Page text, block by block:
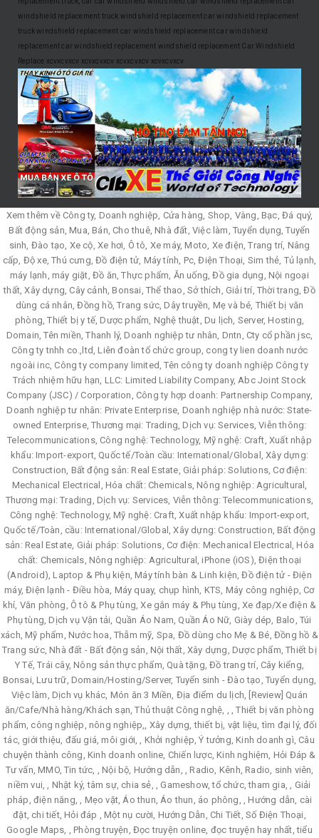
windshield replacement truck windshield replacement car windshield replacement
truck windshield replacement car windshield replacement car windshield
replacement car windshield replacement windshield replacement Car Windshield
Replace xcvxcvxcv xcvxcvxcv xcvxcvxcv xcvxcvxcv
Xem thêm về Công ty, Doanh nghiệp, Cửa hàng, Shop, Vàng, Bạc, Đá quý,
Bất động sản, Mua, Bán, Cho thuê, Nhà đất, Việc làm, Tuyển dụng, Tuyển
sinh, Đào tạo, Xe cộ, Xe hơi, Ô tô, Xe máy, Moto, Xe điện, Trang trí, Nâng
cấp, Độ xe, Thú cưng, Đồ điện tử, Máy tính, Pc, Điện Thoại, Sim thẻ, Tủ lạnh,
máy lạnh, máy giặt, Đồ ăn, Thực phẩm, Ăn uống, Đồ gia dụng, Nội ngoại
thất, Xây dựng, Cây cảnh, Bonsai, Thể thao, Sở thích, Giải trí, Thời trang, Đồ
dùng cá nhân, Đồng hồ, Trang sức, Dây truyền, Mẹ và bé, Thiết bị văn
phòng, Thiết bị y tế, Dược phẩm, Nghệ thuật, Du lịch, Server, Hosting,
Domain, Tên miền, Thanh lý, Doanh nghiệp tư nhân, Dntn, Cty cổ phần jsc,
Công ty tnhh co.,ltd, Liên đoàn tổ chức group, cong ty lien doanh nước
ngoài inc, Công ty company limited, Tên công ty doanh nghiệp Công ty
Trách nhiệm hữu hạn, LLC: Limited Liability Company, Abc Joint Stock
Company (JSC) / Corporation, Công ty hợp doanh: Partnership Company,
Doanh nghiệp tư nhân: Private Enterprise, Doanh nghiệp nhà nước: State-
owned Enterprise, Thương mại: Trading, Dịch vụ: Services, Viễn thông:
Telecommunications, Công nghệ: Technology, Mỹ nghệ: Craft, Xuất nhập
khẩu: Import-export, Quốc tế/Toàn cầu: International/Global, Xây dựng:
Construction, Bất động sản: Real Estate, Giải pháp: Solutions, Cơ điện:
Mechanical Electrical, Hóa chất: Chemicals, Nông nghiệp: Agricultural,
Thương mại: Trading, Dịch vụ: Services, Viễn thông: Telecommunications,
Công nghệ: Technology, Mỹ nghệ: Craft, Xuất nhập khẩu: Import-export,
Quốc tế/Toàn, cầu: International/Global, Xây dựng: Construction, Bất động
sản: Real Estate, Giải pháp: Solutions, Cơ điện: Mechanical Electrical, Hóa
chất: Chemicals, Nông nghiệp: Agricultural, iPhone (iOS), Điện thoại
(Android), Laptop & Phụ kiện, Máy tính bàn & Linh kiện, Đồ điện tử - Điện
máy, Điện lạnh - Điều hòa, Máy quay, chụp hình, KTS, Máy công nghiệp, Cơ
khí, Văn phòng, Ô tô & Phụ tùng, Xe gắn máy & Phụ tùng, Xe đạp/Xe điện &
Phụ tùng, Dịch vụ Vận tải, Quần Áo Nam, Quần Áo Nữ, Giày dép, Balo, Túi
xách, Mỹ phẩm, Nước hoa, Thẫm mỹ, Spa, Đồ dùng cho Mẹ & Bé, Đồng hồ &
Trang sức, Nhà đất - Bất động sản, Nội thất, Xây dựng, Dược phẩm, Thiết bị
Y Tế, Trái cây, Nông sản thực phẩm, Quà tặng, Đồ trang trí, Cây kiểng,
Bonsai, Lưu trữ, Domain/Hosting/Server, Tuyển sinh - Đào tạo, Tuyển dụng,
Việc làm, Dịch vụ khác, Món ăn 3 Miền, Địa điểm du lịch, [Review] Quán
ăn/Cafe/Nhà hàng/Khách sạn, Thủ thuật Công nghệ, , , Thiết bị văn phòng
phẩm, công nghiệp, nông nghiệp,, Xây dựng, thiết bị, vật liệu, tìm đại lý, đối
tác, giới thiệu, đấu giá, môi giới, , Khởi nghiệp, Ý tưởng, Kinh doanh gì, Câu
chuyện thành công, Kinh doanh online, Chiến lược, Kinh nghiệm, Hỏi Đáp &
Tư vấn, MMO, Tin tức, , Nội bộ, Hướng dẫn, , Radio, Kênh, Radio, sinh viên,
niềm vui, , Nhật ký, tâm sự, chia sẻ, , Gameshow, tổ chức, tham gia, , Giải
pháp, điện năng, , Mẹo vặt, Áo thun, Áo thun, áo phông, , Hướng dẫn, cài
đặt, chi tiết, Hỏi đáp , Một nụ cười, Hướng Dẫn, Chi Tiết, Số Điện Thoại,
Google Maps, , Phòng truyện, Đọc truyện online, đọc truyện hay nhất, tiểu